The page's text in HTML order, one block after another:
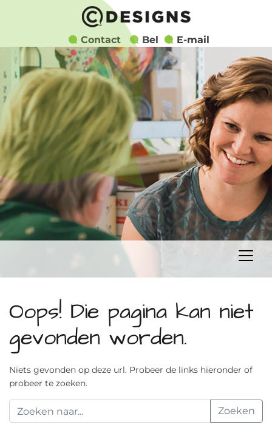
Contact Bel E-mail
Oops! Die pagina kan niet
gevonden worden.
Niets gevonden op deze url. Probeer de links hieronder of
probeer te zoeken.